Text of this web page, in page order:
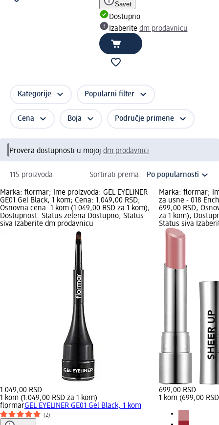
Savet
Dostupno
Izaberite dm prodavnicu
Kategorije Popularni filter
Cena Boja Područje primene
Provera dostupnosti u mojoj dm prodavnici
115 proizvoda Sortirati prema:
Marka: flormar; Ime proizvoda: GEL EYELINER
GE01 Gel Black, 1 kom; Cena: 1.049,00 RSD;
Osnovna cena: 1 kom (1.049,00 RSD za 1 kom);
Dostupnost: Status zelena Dostupno, Status
siva Izaberite dm prodavnicu
1.049,00 RSD
1 kom (1.049,00 RSD za 1 kom)
flormarGEL EYELINER GE01 Gel Black, 1 kom
(2)
Marka: flormar;
za usne - 018
699,00 RSD;
za 1 kom);
Status siva
699,00 RSD
1 kom (699,00